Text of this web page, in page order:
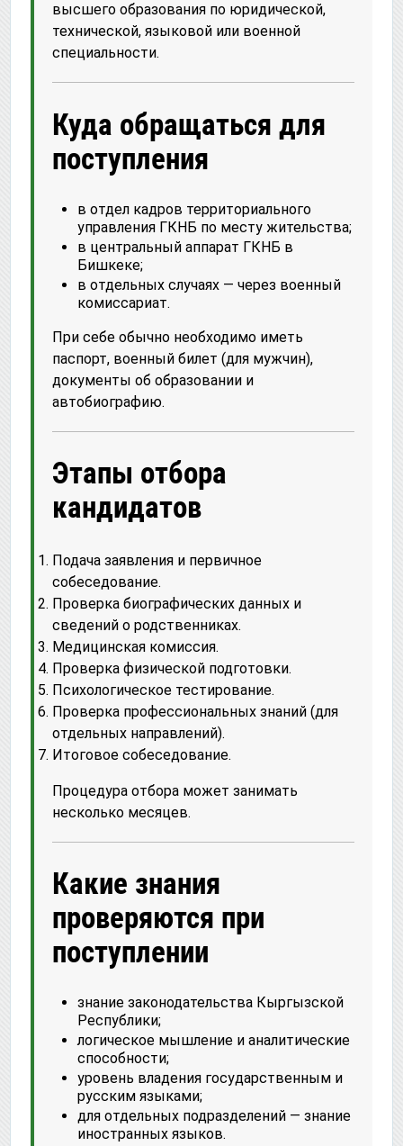
высшего образования по юридической,
технической, языковой или военной
специальности.
Куда обращаться для
поступления
в отдел кадров территориального
управления ГКНБ по месту жительства;
в центральный аппарат ГКНБ в
Бишкеке;
в отдельных случаях — через военный
комиссариат.
При себе обычно необходимо иметь
паспорт, военный билет (для мужчин),
документы об образовании и
автобиографию.
Этапы отбора
кандидатов
Подача заявления и первичное
собеседование.
Проверка биографических данных и
сведений о родственниках.
Медицинская комиссия.
Проверка физической подготовки.
Психологическое тестирование.
Проверка профессиональных знаний (для
отдельных направлений).
Итоговое собеседование.
Процедура отбора может занимать
несколько месяцев.
Какие знания
проверяются при
поступлении
знание законодательства Кыргызской
Республики;
логическое мышление и аналитические
способности;
уровень владения государственным и
русским языками;
для отдельных подразделений — знание
иностранных языков.